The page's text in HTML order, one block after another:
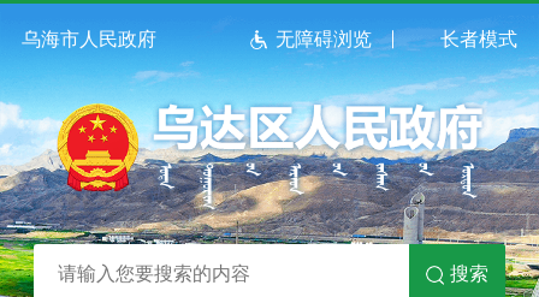
乌海市人民政府 无障碍浏览 长者模式
搜索